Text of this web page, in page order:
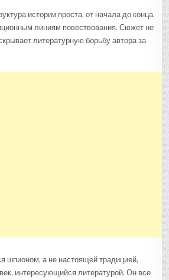
истории проста, от начала до конца.
линиям повествования. Сюжет не
литературную борьбу автора за
шпионом, а не настоящей традицией,
интересующийся литературой. Он все